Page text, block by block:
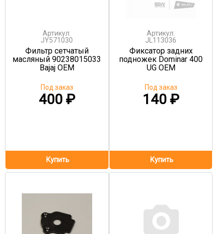
Артикул:
JY571030
Фильтр сетчатый
масляный 90238015033
Bajaj OEM
400 ₽
Под заказ
Артикул:
JL113036
Фиксатор задних
подножек Dominar 400
UG OEM
140 ₽
Под заказ